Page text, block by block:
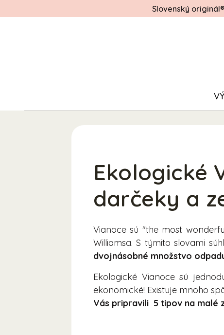
Slovenský
Ekologické
darčeky a
Vianoce sú "the most
Williamsa. S týmito slovami
dvojnásobné množstvo
Ekologické Vianoce sú
ekonomické! Existuje mnoho
Vás pripravili 5 tipov na malé